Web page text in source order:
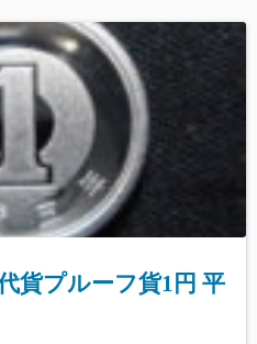
貨プルーフ貨1円 平